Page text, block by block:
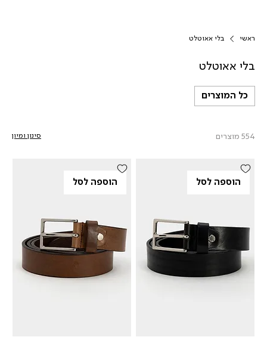
ראשי בלי אאוטלט
בלי אאוטלט
כל המוצרים
554 מוצרים סינון ומיון
הוספה לסל הוספה לסל